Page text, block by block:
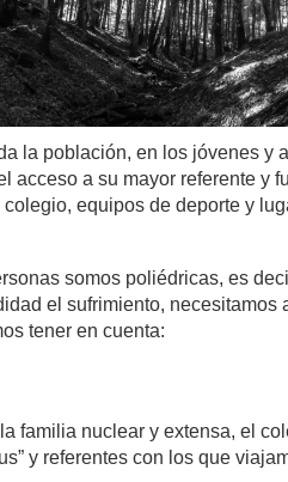
la población, en los jóvenes y
acceso a su mayor referente y
equipos de deporte y
somos poliédricas, es
el sufrimiento, necesitamos
tener en cuenta:
familia nuclear y extensa, el
y referentes con los que